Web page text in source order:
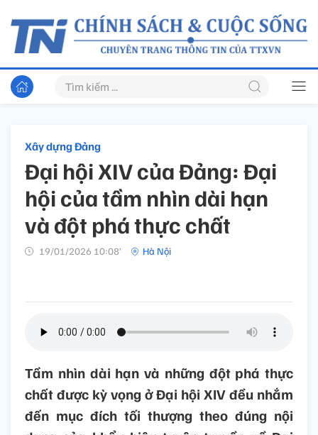
Xây dựng Đảng
Đại hội XIV của Đảng: Đại
hội của tầm nhìn dài hạn
và đột phá thực chất
19/01/2026 10:08’ Hà Nội
Tầm nhìn dài hạn và những đột phá thực
chất được kỳ vọng ở Đại hội XIV đều nhắm
đến mục đích tối thượng theo đúng nội